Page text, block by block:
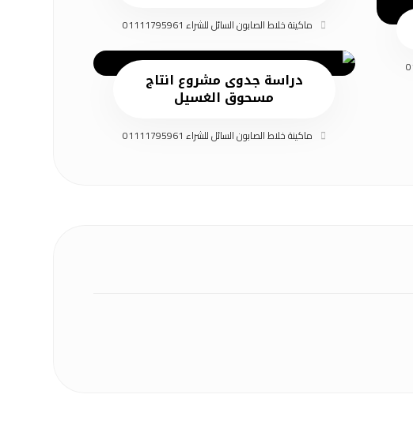
ماكينة خلاط الصابون السائل للشراء 01111795961
دراسة جدوى مشروع انتاج
مسحوق الغسيل
ماكينة خلاط الصابون السائل للشراء 01111795961